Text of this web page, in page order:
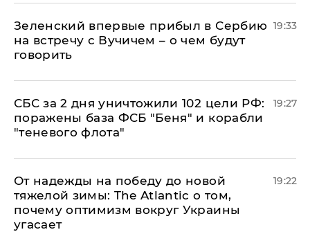
Зеленский впервые прибыл в Сербию
на встречу с Вучичем – о чем будут
говорить
19:33
СБС за 2 дня уничтожили 102 цели РФ:
поражены база ФСБ "Беня" и корабли
"теневого флота"
19:27
От надежды на победу до новой
тяжелой зимы: The Atlantic о том,
почему оптимизм вокруг Украины
угасает
19:22